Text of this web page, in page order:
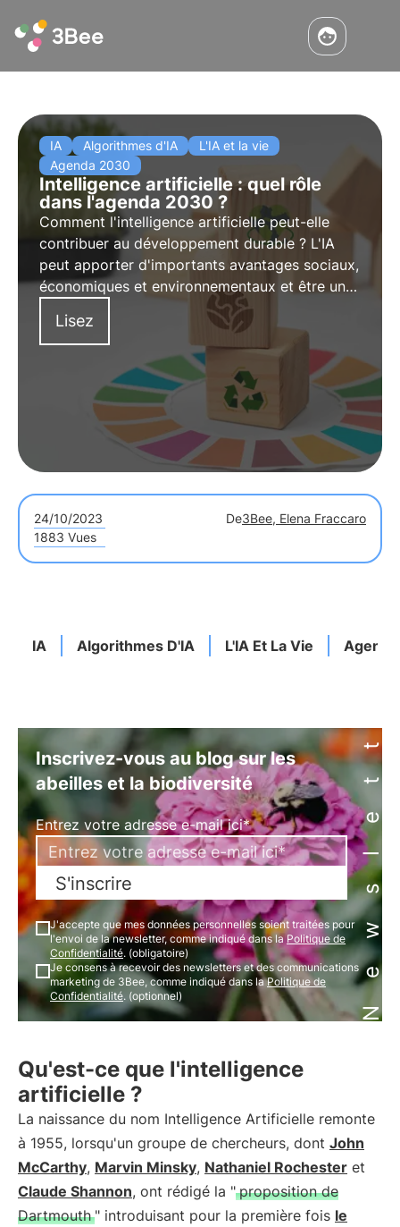
IA Algorithmes d'IA
L'IA et la vie
Agenda 2030
Intelligence artificielle : quel rôle
dans l'agenda 2030 ?
Comment l'intelligence artificielle peut-elle
contribuer au développement durable ? L'IA
peut apporter d'importants avantages sociaux,
économiques et environnementaux et être un
allié précieux pour atteindre les objectifs de
développement durable et de protection de la
biodiversité. Découvrez comment dans cet
Lisez
24/10/2023 De3Bee, Elena Fraccaro
1883 Vues
IA Algorithmes D'IA L'IA Et La Vie Newsletter
Inscrivez-vous au blog sur les
abeilles et la biodiversité
Entrez votre adresse e-mail ici*
S'inscrire
J'accepte que mes données personnelles soient traitées pour
l'envoi de la newsletter, comme indiqué dans laPolitique de
Confidentialité. (obligatoire)
Je consens à recevoir des newsletters et des communications
marketing de 3Bee, comme indiqué dans laPolitique de
Confidentialité. (optionnel)
Qu'est-ce que l'intelligence
artificielle ?
La naissance du nom Intelligence Artificielle remonte
à 1955, lorsqu'un groupe de chercheurs, dont John
McCarthy, Marvin Minsky, Nathaniel Rochester et
Claude Shannon, ont rédigé la " proposition de
Dartmouth " introduisant pour la première fois le